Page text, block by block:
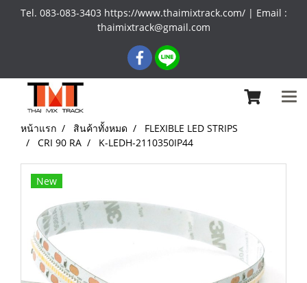
Tel. 083-083-3403 https://www.thaimixtrack.com/ | Email :
thaimixtrack@gmail.com
หน้าแรก สินค้าทั้งหมด
FLEXIBLE LED STRIPS
CRI 90 RA
K-LEDH-2110350IP44
New